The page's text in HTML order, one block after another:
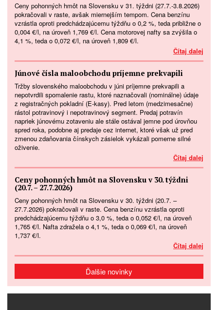
Ceny pohonných hmôt na Slovensku v 31. týždni (27.7.-3.8.2026)
pokračovali v raste, avšak miernejším tempom. Cena benzínu
vzrástla oproti predchádzajúcemu týždňu o 0,2 %, teda približne o
0,004 €/l, na úroveň 1,769 €/l. Cena motorovej nafty sa zvýšila o
4,1 %, teda o 0,072 €/l, na úroveň 1,809 €/l.
Čítaj dalej
Júnové čísla maloobchodu príjemne prekvapili
Tržby slovenského maloobchodu v júni príjemne prekvapili a
nepotvrdili spomalenie rastu, ktoré naznačovali (nominálne) údaje
z registračných pokladní (E-kasy). Pred letom (medzimesačne)
rástol potravinový i nepotravinový segment. Predaj potravín
napriek júnovému zotaveniu ale stále ostával jemne pod úrovňou
spred roka, podobne aj predaje cez internet, ktoré však už pred
zmenou zdaňovania čínskych zásielok vykázali pomerne silné
oživenie.
Čítaj dalej
Ceny pohonných hmôt na Slovensku v 30. týždni
(20.7. – 27.7.2026)
Ceny pohonných hmôt na Slovensku v 30. týždni (20.7. –
27.7.2026) pokračovali v raste. Cena benzínu vzrástla oproti
predchádzajúcemu týždňu o 3,0 %, teda o 0,052 €/l, na úroveň
1,765 €/l. Nafta zdražela o 4,1 %, teda o 0,069 €/l, na úroveň
1,737 €/l.
Čítaj dalej
Ďalšie novinky